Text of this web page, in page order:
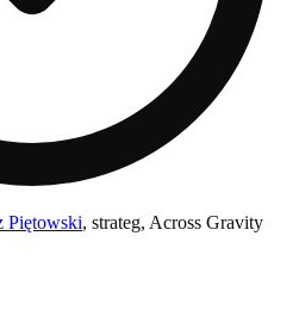
Piętowski, strateg, Across Gravity